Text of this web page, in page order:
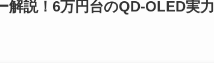
解説！6万円台のQD-OLED実力